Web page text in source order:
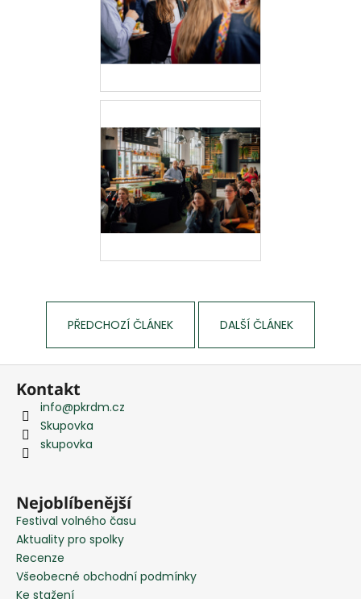
PŘEDCHOZÍ ČLÁNEK DALŠÍ ČLÁNEK
Kontakt
info@pkrdm.cz
Skupovka
skupovka
Nejoblíbenější
Festival volného času
Aktuality pro spolky
Recenze
Všeobecné obchodní podmínky
Ke stažení